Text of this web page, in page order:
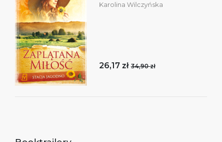
Karolina Wilczyńska
26,17 zł 34,90 zł